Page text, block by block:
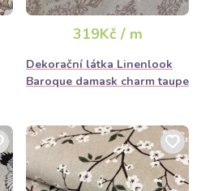
319Kč / m
Dekorační látka Linenlook
Baroque damask charm taupe